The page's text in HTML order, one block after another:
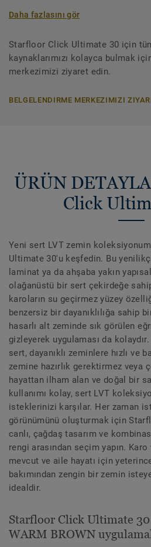
Daha fazlasını gör
Starfloor Click Ultimate 30 için
kaynaklarımızı kolayca bulmak
merkezimizi ziyaret edin.
BELGELENDIRME MERKEZIMIZI
ÜRÜN
Click
Yeni sert LVT zemin
Ultimate 30'u keşfedin. Bu
laminat ya da ahşaba yakın
olağanüstü bir sert çekirdeğe
karoların su geçirmez yüzey
benzersiz bir dayanıklılığa sahip
hasarlı alt zeminde sık görülen
gizleyerek uygulaması da
sert, dayanıklı zeminlere hızlı ve
zemine hazırlık gerektirmez veya
hayattan ilham alan ve doğal bir
kullanımı kolay, sert LVT
isteklerinizi karşılar. Her zaman
görünümünü oluşturmak için
canlı, çağdaş tasarım ve
rengi arasından seçim yapın.
mevcut ve aile hayatı için
bakımından zengin bir zemin
idealdir.
Starfloor Click Ultimate
WARM BROWN